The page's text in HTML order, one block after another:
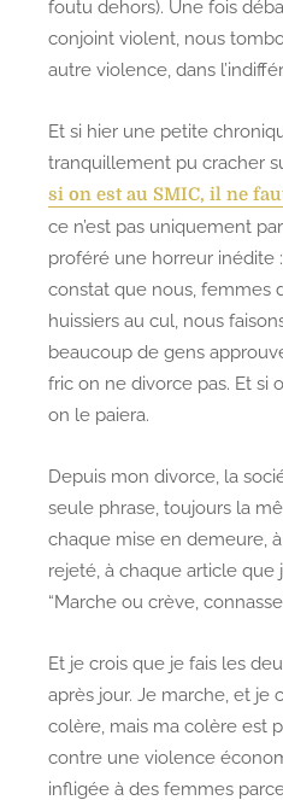
foutu dehors). Une fois
conjoint violent, nous
autre violence, dans
Et si hier une petite
tranquillement pu cracher
si on est au SMIC, il ne
ce n’est pas uniquement
proféré une horreur inédite
constat que nous, femmes
huissiers au cul, nous
beaucoup de gens
fric on ne divorce pas. Et si
on le paiera.
Depuis mon divorce, la
seule phrase, toujours la
chaque mise en demeure,
rejeté, à chaque article que
“Marche ou crève,
Et je crois que je fais les
après jour. Je marche, et je
colère, mais ma colère est
contre une violence
infligée à des femmes